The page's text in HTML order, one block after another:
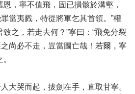
，寧不值飛，固已損骸於溝壑，
當夷戮，特從將軍乞其首領。”權
之，若走去何？”寧曰：“飛免分裂
尚必不走，豈當圖亡哉！若爾，寧
大哭而起，拔劍在手，直取甘寧。